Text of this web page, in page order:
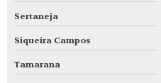
Sertaneja
Siqueira Campos
Tamarana